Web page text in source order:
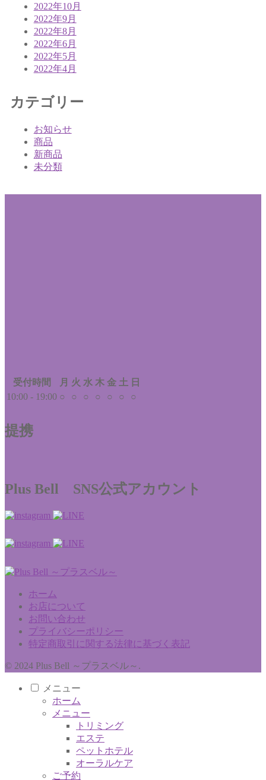
2022年10月
2022年9月
2022年8月
2022年6月
2022年5月
2022年4月
カテゴリー
お知らせ
商品
新商品
未分類
受付時間 月 火 水 木 金 土 日
10:00 - 19:00 ○ ○ ○ ○ ○ ○ ○
提携
Plus Bell SNS公式アカウント
ホーム
お店について
お問い合わせ
プライバシーポリシー
特定商取引に関する法律に基づく表記
© 2024 Plus Bell ～プラスベル～.
メニュー
ホーム
メニュー
トリミング
エステ
ペットホテル
オーラルケア
ご予約